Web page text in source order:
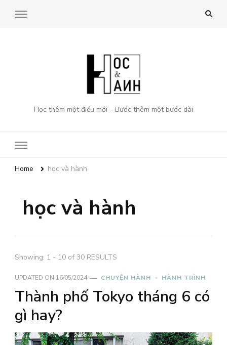
Học thêm một điều mới – Bước thêm một bước dài
Home học và hành
học và hành
Showing: 1 - 10 of 30 RESULTS
UPDATED ON 16/05/2024 CHUYỆN HÀNH HÀNH TRÌNH
Thành phố Tokyo tháng 6 có
gì hay?